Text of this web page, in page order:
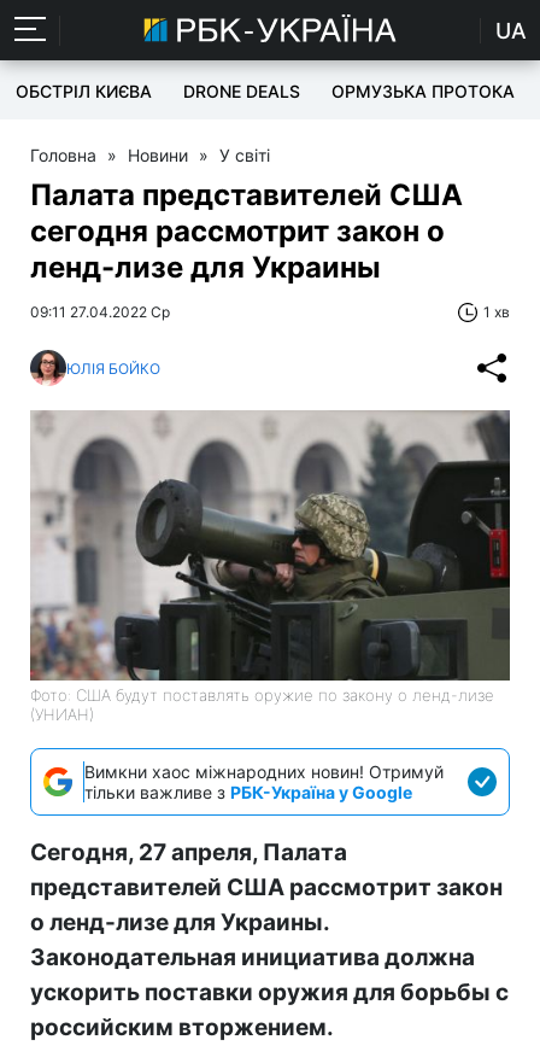
UA
ОБСТРІЛ КИЄВА DRONE DEALS ОРМУЗЬКА ПРОТОКА
Головна » Новини » У світі
Палата представителей США
сегодня рассмотрит закон о
ленд-лизе для Украины
09:11 27.04.2022 Ср 1 хв
ЮЛІЯ БОЙКО
Фото: США будут поставлять оружие по закону о ленд-лизе
(УНИАН)
Вимкни хаос міжнародних новин! Отримуй
тільки важливе з РБК-Україна у Google
Сегодня, 27 апреля, Палата
представителей США рассмотрит закон
о ленд-лизе для Украины.
Законодательная инициатива должна
ускорить поставки оружия для борьбы с
российским вторжением.